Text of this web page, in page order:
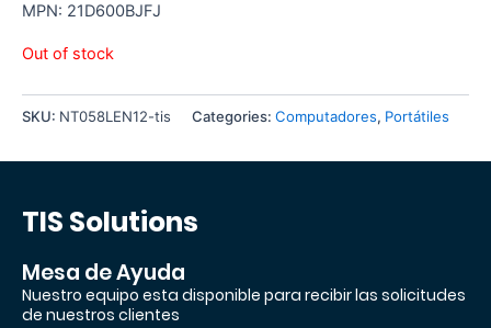
MPN: 21D600BJFJ
Out of stock
SKU: NT058LEN12-tis Categories: Computadores, Portátiles
TIS Solutions
Mesa de Ayuda
Nuestro equipo esta disponible para recibir las solicitudes
de nuestros clientes